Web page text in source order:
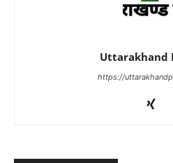
Uttarakhand
https://